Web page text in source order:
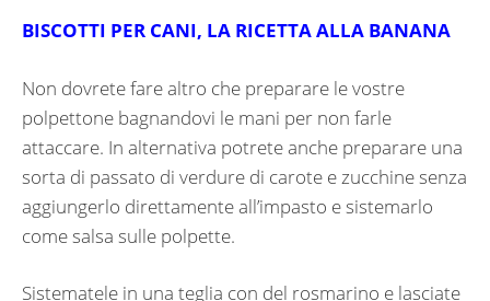
BISCOTTI PER CANI, LA RICETTA ALLA BANANA
Non dovrete fare altro che preparare le vostre
polpettone bagnandovi le mani per non farle
attaccare. In alternativa potrete anche preparare una
sorta di passato di verdure di carote e zucchine senza
aggiungerlo direttamente all’impasto e sistemarlo
come salsa sulle polpette.
Sistematele in una teglia con del rosmarino e lasciate